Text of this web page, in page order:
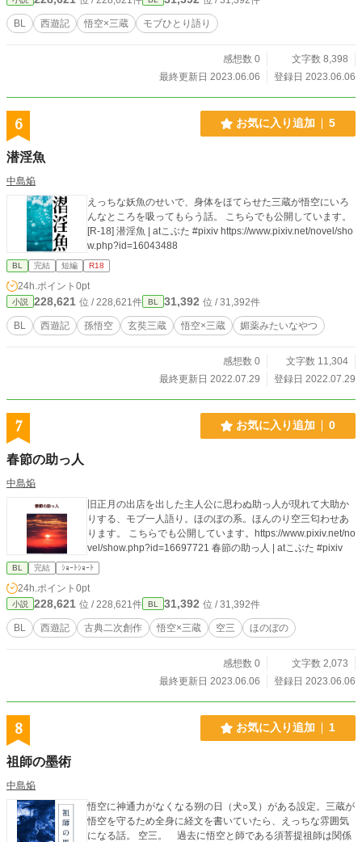
BL 西遊記 悟空×三蔵 モブひとり語り
感想数 0
文字数 8,398
最終更新日 2023.06.06
登録日 2023.06.06
6 お気に入り追加 5
潜淫魚
中島焔
えっちな妖魚のせいで、身体をほてらせた三蔵が悟空にいろ
んなところを吸ってもらう話。 こちらでも公開しています。
[R-18] 潜淫魚 | atこぶた #pixiv https://www.pixiv.net/novel/sho
w.php?id=16043488
BL 完結 短編 R18
24h.ポイント 0pt
小説 228,621 位 / 228,621件 BL 31,392 位 / 31,392件
BL 西遊記 孫悟空 玄奘三蔵 悟空×三蔵 媚薬みたいなやつ
感想数 0
文字数 11,304
最終更新日 2022.07.29
登録日 2022.07.29
7 お気に入り追加 0
春節の助っ人
中島焔
旧正月の出店を出した主人公に思わぬ助っ人が現れて大助か
りする、モブ一人語り。ほのぼの系。ほんのり空三匂わせあ
ります。 こちらでも公開しています。https://www.pixiv.net/no
vel/show.php?id=16697721 春節の助っ人 | atこぶた #pixiv
BL 完結 ｼｮｰﾄｼｮｰﾄ
24h.ポイント 0pt
小説 228,621 位 / 228,621件 BL 31,392 位 / 31,392件
BL 西遊記 古典二次創作 悟空×三蔵 空三 ほのぼの
感想数 0
文字数 2,073
最終更新日 2023.06.06
登録日 2023.06.06
8 お気に入り追加 1
祖師の墨術
中島焔
悟空に神通力がなくなる朔の日（犬○叉）がある設定。三蔵が
悟空を守るため全身に経文を書いていたら、えっちな雰囲気
になる話。 空三。 過去に悟空と師である須菩提祖師は関係